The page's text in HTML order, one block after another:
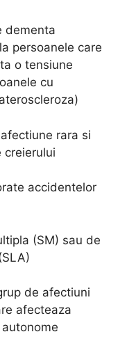
dementa
persoanele care
o tensiune
cu
rara si
accidentelor
(SM) sau de
de afectiuni
afecteaza